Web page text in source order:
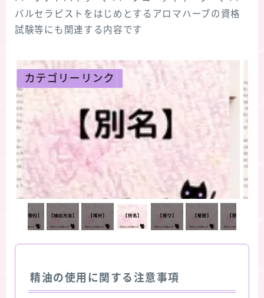
バルセラピストをはじめとするアロマハーブの資格
試験等にも関連する内容です
カテゴリーリンク
精油の使用に関する注意事項